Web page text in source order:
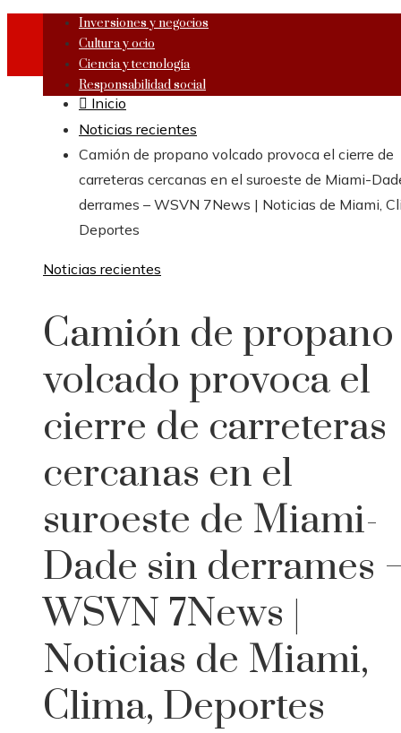
Inversiones y negocios
Cultura y ocio
Ciencia y tecnología
Responsabilidad social
Inicio
Noticias recientes
Camión de propano volcado provoca el cierre de
carreteras cercanas en el suroeste de Miami-
derrames – WSVN 7News | Noticias de Miami,
Deportes
Noticias recientes
Camión de propano
volcado provoca el
cierre de carreteras
cercanas en el
suroeste de Miami-
Dade sin derrames
WSVN 7News |
Noticias de Miami,
Clima, Deportes